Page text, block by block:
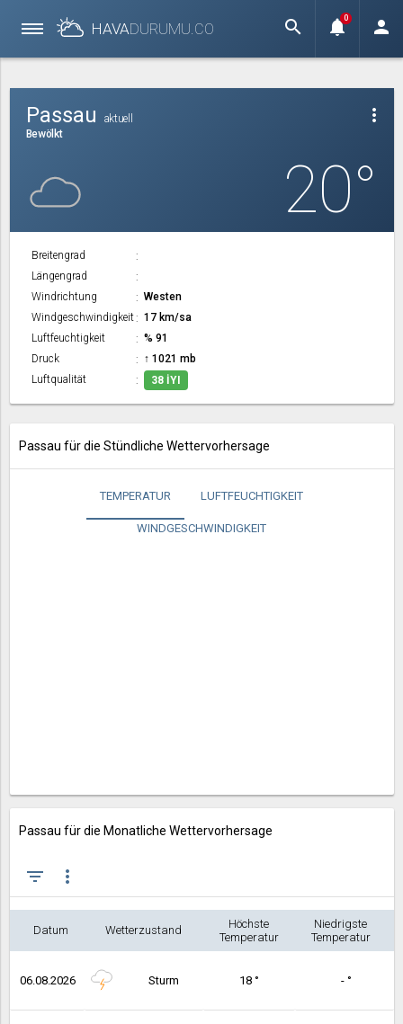
HAVADURUMU.CO search notifications
0 person
more_vert
Passau
aktuell
Bewölkt
20°
Breitengrad
Längengrad
Windrichtung
Westen
Windgeschwindigkeit
17 km/sa
Luftfeuchtigkeit
% 91
Druck
↑ 1021 mb
Luftqualität
38 İYI
Passau für die Stündliche Wettervorhersage
TEMPERATUR LUFTFEUCHTIGKEIT
WINDGESCHWINDIGKEIT
Passau für die Monatliche Wettervorhersage
filter_list more_vert
Datum Wetterzustand
Höchste
Temperatur
Niedrigste
Temperatur
06.08.2026 Sturm 18 ° - °